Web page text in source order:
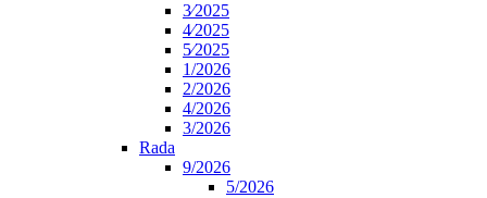
3⁄2025
4⁄2025
5⁄2025
1/2026
2/2026
4/2026
3/2026
Rada
9/2026
5/2026